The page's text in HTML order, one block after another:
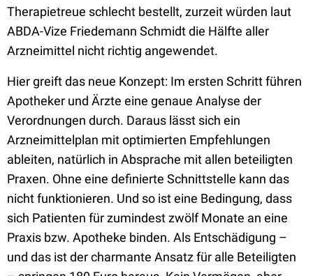
Therapietreue schlecht bestellt, zurzeit würden laut
ABDA-Vize Friedemann Schmidt die Hälfte aller
Arzneimittel nicht richtig angewendet.
Hier greift das neue Konzept: Im ersten Schritt führen
Apotheker und Ärzte eine genaue Analyse der
Verordnungen durch. Daraus lässt sich ein
Arzneimittelplan mit optimierten Empfehlungen
ableiten, natürlich in Absprache mit allen beteiligten
Praxen. Ohne eine definierte Schnittstelle kann das
nicht funktionieren. Und so ist eine Bedingung, dass
sich Patienten für zumindest zwölf Monate an eine
Praxis bzw. Apotheke binden. Als Entschädigung –
und das ist der charmante Ansatz für alle Beteiligten